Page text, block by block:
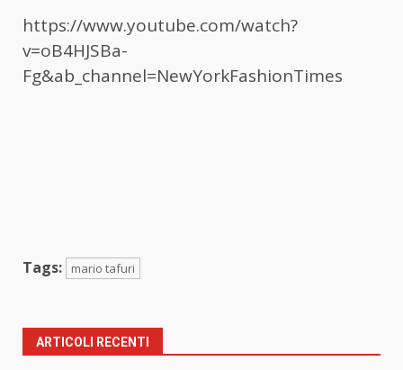
https://www.youtube.com/watch?
v=oB4HJSBa-
Fg&ab_channel=NewYorkFashionTimes
Tags: mario tafuri
ARTICOLI RECENTI